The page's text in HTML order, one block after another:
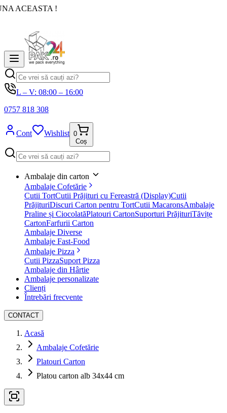
ACEASTA !
L – V: 08:00 – 16:00
0757 818 308
Cont Wishlist 0
Coș
Ambalaje din carton
Ambalaje Cofetărie
Cutii TortCutii Prăjituri cu Fereastră (Display)Cutii
PrăjituriDiscuri Carton pentru TortCutii MacaronsAmbalaje
Praline și CiocolatăPlatouri CartonSuporturi PrăjituriTăvițe
CartonFarfurii Carton
Ambalaje Diverse
Ambalaje Fast-Food
Ambalaje Pizza
Cutii PizzaSuport Pizza
Ambalaje din Hârtie
Ambalaje personalizate
Clienți
Întrebări frecvente
CONTACT
Acasă
Ambalaje Cofetărie
Platouri Carton
Platou carton alb 34x44 cm